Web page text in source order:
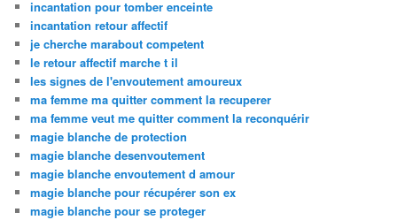
incantation pour tomber enceinte
incantation retour affectif
je cherche marabout competent
le retour affectif marche t il
les signes de l'envoutement amoureux
ma femme ma quitter comment la recuperer
ma femme veut me quitter comment la reconquérir
magie blanche de protection
magie blanche desenvoutement
magie blanche envoutement d amour
magie blanche pour récupérer son ex
magie blanche pour se proteger